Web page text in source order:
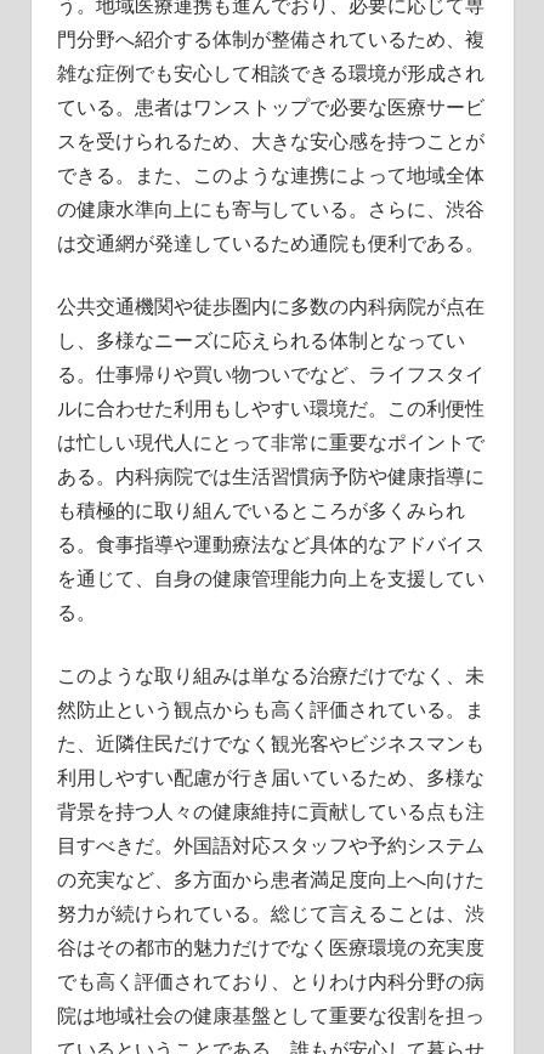
門分野へ紹介する体制が整備されているため、複
雑な症例でも安心して相談できる環境が形成され
ている。患者はワンストップで必要な医療サービ
スを受けられるため、大きな安心感を持つことが
できる。また、このような連携によって地域全体
の健康水準向上にも寄与している。さらに、渋谷
は交通網が発達しているため通院も便利である。
公共交通機関や徒歩圏内に多数の内科病院が点在
し、多様なニーズに応えられる体制となってい
る。仕事帰りや買い物ついでなど、ライフスタイ
ルに合わせた利用もしやすい環境だ。この利便性
は忙しい現代人にとって非常に重要なポイントで
ある。内科病院では生活習慣病予防や健康指導に
も積極的に取り組んでいるところが多くみられ
る。食事指導や運動療法など具体的なアドバイス
を通じて、自身の健康管理能力向上を支援してい
る。
このような取り組みは単なる治療だけでなく、未
然防止という観点からも高く評価されている。ま
た、近隣住民だけでなく観光客やビジネスマンも
利用しやすい配慮が行き届いているため、多様な
背景を持つ人々の健康維持に貢献している点も注
目すべきだ。外国語対応スタッフや予約システム
の充実など、多方面から患者満足度向上へ向けた
努力が続けられている。総じて言えることは、渋
谷はその都市的魅力だけでなく医療環境の充実度
でも高く評価されており、とりわけ内科分野の病
院は地域社会の健康基盤として重要な役割を担っ